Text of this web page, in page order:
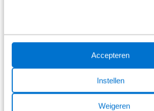
Accepteren
Instellen
Weigeren
Dit voertuig staat bij: